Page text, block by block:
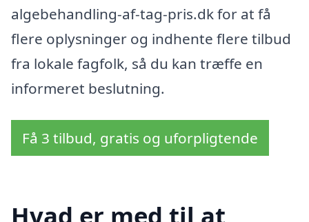
algebehandling-af-tag-pris.dk for at få
flere oplysninger og indhente flere tilbud
fra lokale fagfolk, så du kan træffe en
informeret beslutning.
Få 3 tilbud, gratis og uforpligtende